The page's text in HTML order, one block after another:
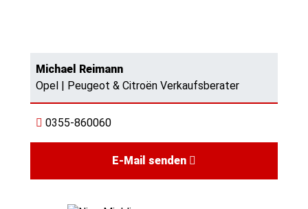
Michael Reimann
Opel | Peugeot & Citroën Verkaufsberater
0355-860060
E-Mail senden